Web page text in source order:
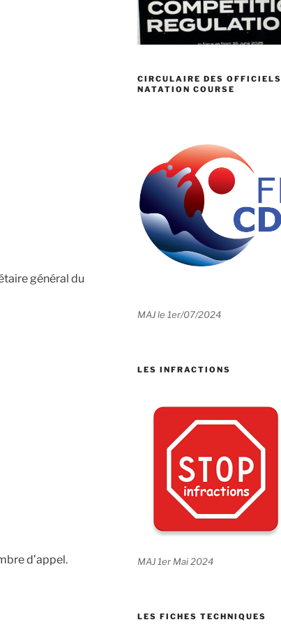
général du
d’appel.
CIRCULAIRE DES OFFICIELS
NATATION COURSE
MAJ le 1er/07/2024
LES INFRACTIONS
MAJ 1er Mai 2024
LES FICHES TECHNIQUES